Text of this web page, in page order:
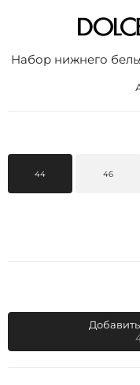
Набор нижнего
44 46